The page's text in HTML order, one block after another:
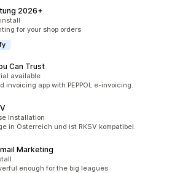
2026+
for your shop orders
Can Trust
available
invoicing app with PEPPOL e-invoicing.
Installation
in Österreich und ist RKSV kompatibel.
Marketing
enough for the big leagues.